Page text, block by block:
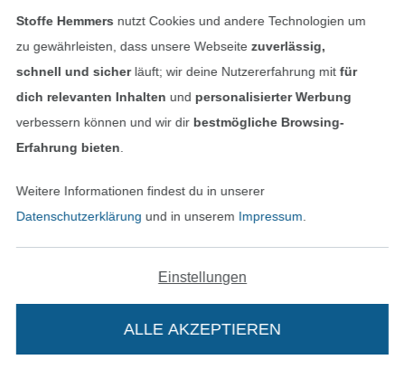
Kontakt
Bestellung widerrufen
Finde mehr Inspiration
Stoffe Hemmers nutzt Cookies und andere Technologien um
zu gewährleisten, dass unsere Webseite zuverlässig,
schnell und sicherläuft; wir deine Nutzererfahrung mitfür
dich relevanten Inhalten und personalisierter Werbung
verbessern können und wir dir bestmögliche Browsing-
Erfahrung bieten
Weitere Informationen findest du in unserer
Datenschutzerklärung und in unserem Impressum
Einstellungen
ALLE AKZEPTIEREN